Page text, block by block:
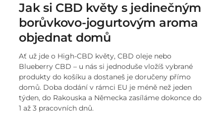
Jak si CBD květy s jedinečným
borůvkovo-jogurtovým aroma
objednat domů
Ať už jde o High-CBD květy, CBD oleje nebo
Blueberry CBD – u nás si jednoduše vložíš vybrané
produkty do košíku a dostaneš je doručeny přímo
domů. Doba dodání v rámci EU je méně než jeden
týden, do Rakouska a Německa zasíláme dokonce do
1 až 3 pracovních dnů.